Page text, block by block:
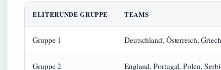
ELITERUNDE GRUPPE TEAMS
Gruppe 1 Deutschland, Österreich,
Gruppe 2 England, Portugal, Polen,